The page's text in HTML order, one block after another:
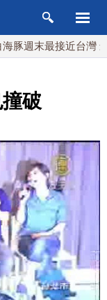
末最接近台灣 最快9
破